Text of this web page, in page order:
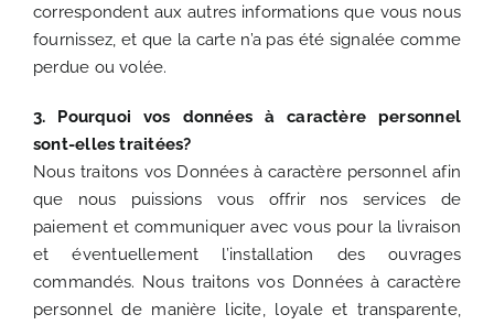
correspondent aux autres informations que vous nous
fournissez, et que la carte n’a pas été signalée comme
perdue ou volée.
3. Pourquoi vos données à caractère personnel
sont-elles traitées?
Nous traitons vos Données à caractère personnel afin
que nous puissions vous offrir nos services de
paiement et communiquer avec vous pour la livraison
et éventuellement l’installation des ouvrages
commandés. Nous traitons vos Données à caractère
personnel de manière licite, loyale et transparente,